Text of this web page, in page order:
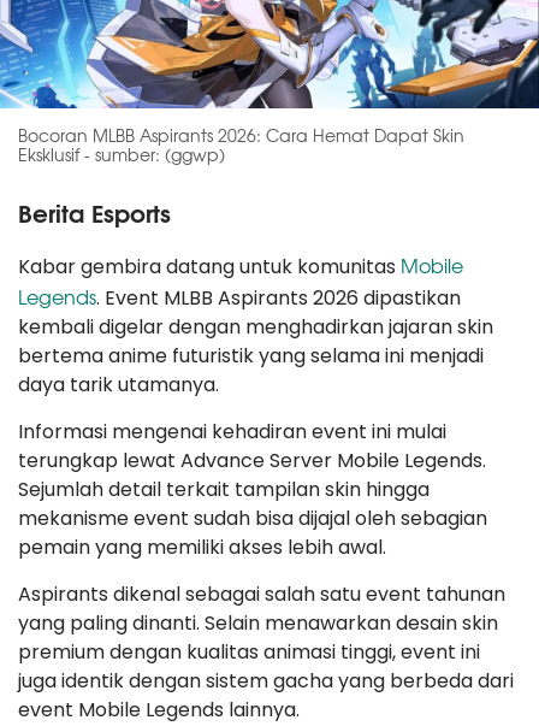
Bocoran MLBB Aspirants 2026: Cara Hemat Dapat Skin
Eksklusif - sumber: (ggwp)
Berita Esports
Kabar gembira datang untuk komunitas Mobile
Legends. Event MLBB Aspirants 2026 dipastikan
kembali digelar dengan menghadirkan jajaran skin
bertema anime futuristik yang selama ini menjadi
daya tarik utamanya.
Informasi mengenai kehadiran event ini mulai
terungkap lewat Advance Server Mobile Legends.
Sejumlah detail terkait tampilan skin hingga
mekanisme event sudah bisa dijajal oleh sebagian
pemain yang memiliki akses lebih awal.
Aspirants dikenal sebagai salah satu event tahunan
yang paling dinanti. Selain menawarkan desain skin
premium dengan kualitas animasi tinggi, event ini
juga identik dengan sistem gacha yang berbeda dari
event Mobile Legends lainnya.